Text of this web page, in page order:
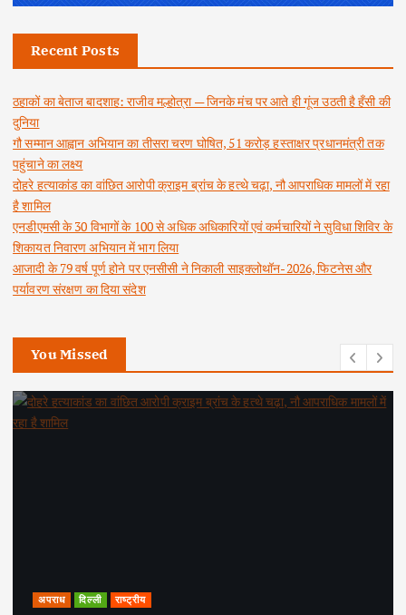
Recent Posts
ठहाकों का बेताज बादशाह: राजीव मल्होत्रा — जिनके मंच पर आते ही गूंज उठती है हँसी की
दुनिया
गौ सम्मान आह्वान अभियान का तीसरा चरण घोषित, 51 करोड़ हस्ताक्षर प्रधानमंत्री तक
पहुंचाने का लक्ष्य
दोहरे हत्याकांड का वांछित आरोपी क्राइम ब्रांच के हत्थे चढ़ा, नौ आपराधिक मामलों में रहा
है शामिल
एनडीएमसी के 30 विभागों के 100 से अधिक अधिकारियों एवं कर्मचारियों ने सुविधा शिविर के
शिकायत निवारण अभियान में भाग लिया
आजादी के 79 वर्ष पूर्ण होने पर एनसीसी ने निकाली साइक्लोथॉन-2026, फिटनेस और
पर्यावरण संरक्षण का दिया संदेश
You Missed
अपराध दिल्ली राष्ट्रीय